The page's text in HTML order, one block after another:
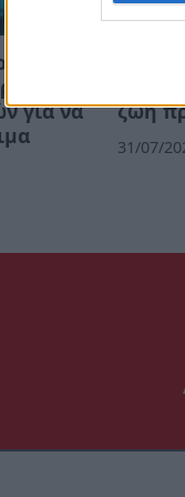
Τα
για να
ζωή
31/07/